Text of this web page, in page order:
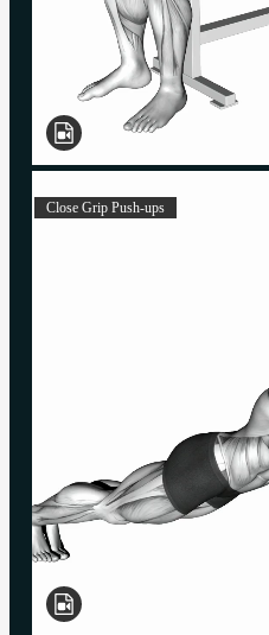
Close Grip Push-ups